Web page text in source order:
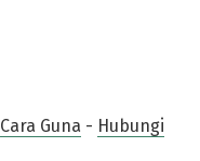
Cara Guna - Hubungi